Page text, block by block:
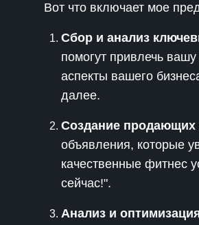
Вот что включает мое
Сбор и анализ
помогут привлечь
аспекты вашего
далее.
Создание продающих
объявления, которые
качественные фитнес
сейчас!".
Анализ и